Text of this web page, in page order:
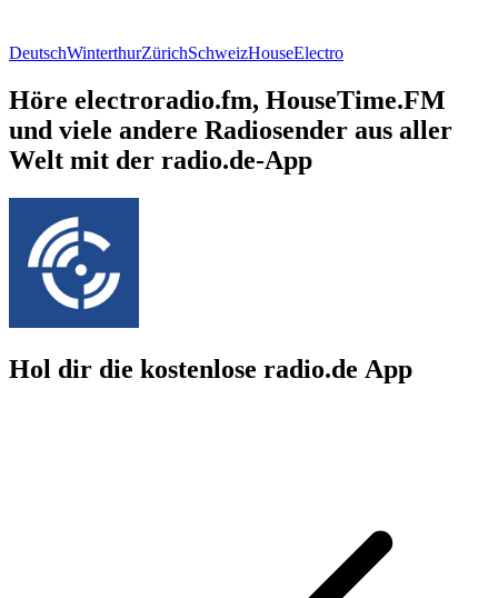
DeutschWinterthurZürichSchweizHouseElectro
Höre electroradio.fm, HouseTime.FM
und viele andere Radiosender aus aller
Welt mit der radio.de-App
Hol dir die kostenlose radio.de App